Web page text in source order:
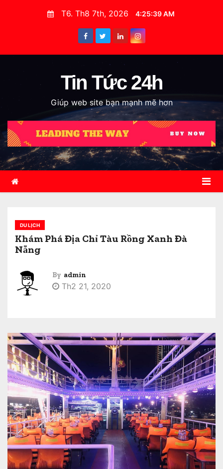
t
e
n
t
T6. Th8 7th, 2026 4:25:40 AM
Tin Tức 24h
Giúp web site bạn mạnh mẽ hơn
DU LỊCH
Khám Phá Địa Chỉ Tàu Rồng Xanh Đà
Nẵng
By admin
Th2 21, 2020